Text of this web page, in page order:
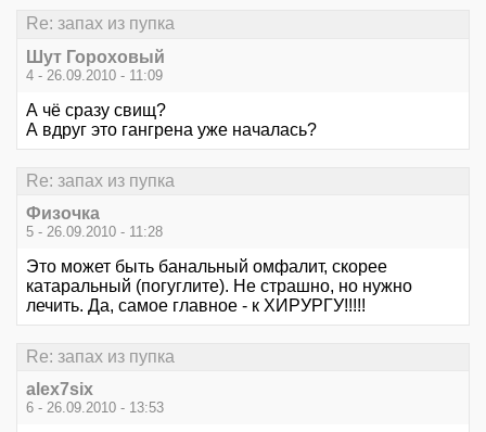
Re: запах из пупка
Шут Гороховый
4 - 26.09.2010 - 11:09
А чё сразу свищ?
А вдруг это гангрена уже началась?
Re: запах из пупка
Физочка
5 - 26.09.2010 - 11:28
Это может быть банальный омфалит, скорее
катаральный (погуглите). Не страшно, но нужно
лечить. Да, самое главное - к ХИРУРГУ!!!!!
Re: запах из пупка
alex7six
6 - 26.09.2010 - 13:53